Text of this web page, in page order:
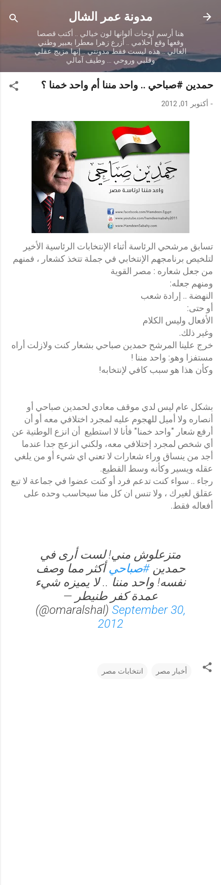
التخطي إلى المحتوى الرئيسي
مدونة عمر الشال
هنا أرسم لوحات ألوانها لون خيالي .. أكتب قصصا
وقعها وقع أحلامي .. أزرع زهرا معطرا بعبير وطني
الغالي .. هذه ليست فقط مدونتي .. إنها مزيج عقلي
وقلبي وروحي ... وطيف آمالي
حمدين #صباحي .. واحد مننا أم واحد خمنا ؟
- أكتوبر 01, 2012
تسابق مرشحي الرئاسة أثناء الإنتخابات الرئاسية الأخير
لتلخيص برنامجهم الإنتخابي في جملة تتخذ كشعار ، فمنهم
من جعل شعاره : مصر القوية
ومنهم جعله:
النهضة .. إرادة شعب
أو حتى:
الأفعال وليس الكلام
وغير ذلك.
خرج علينا المرشح حمدين صباحي بشعار كنت ولازلت أراه
مستفزا وهو: واحد مننا !
وكأن هذا هو سبب كافي لإنتخابه!
بشكل عام ليس لدي موقف معادي لحمدين صباحي أو
أنصاره ولا أميل للهجوم عليه لمجرد اختلافي معه أو أن
أرفع شعار "واحد خمنا" فأنا لا استطيع أن انزع الوطنية عن
أي شخص لمجرد إختلافي معه، ولكني انزعج جدا عندما
أجد من ينساق وراء شعارات لا تعني اي شيء أو من يلغي
عقله ويسير وكأنه وسط القطيع.
رجاء .. سواء كنت تدعم فرد أو كنت عضوا في جماعة لا تبع
عقلق لغيرك ، ولا تنس ان كل منا سيحاسب وحده على
أفعاله فقط.
متزعلوش مني! لست أرى في
حمدين#صباحي أكثر مما وصف
نفسه! واحد مننا .. لا يميزه شيء
— عمدة كفر طنيطر
(@omaralshal) September 30,
2012
أخبار مصر انتخابات مصر